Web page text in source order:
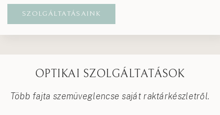
SZOLGÁLTATÁSAINK
OPTIKAI SZOLGÁLTATÁSOK
Több fajta szemüveglencse saját raktárkészletről.